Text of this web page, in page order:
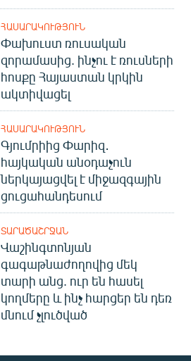
ՀԱՍԱՐԱԿՈՒԹՅՈՒՆ
Փախուստ ռուսական
զորամասից. ինչու է ռուսների
հոսքը Հայաստան կրկին
ակտիվացել
ՀԱՍԱՐԱԿՈՒԹՅՈՒՆ
Գյումրիից Փարիզ․
հայկական անօդաչուն
ներկայացվել է միջազգային
ցուցահանդեսում
ՏԱՐԱԾԱՇՐՋԱՆ
Վաշինգտոնյան
գագաթնաժողովից մեկ
տարի անց. ուր են հասել
կողմերը և ինչ հարցեր են դեռ
մնում չլուծված